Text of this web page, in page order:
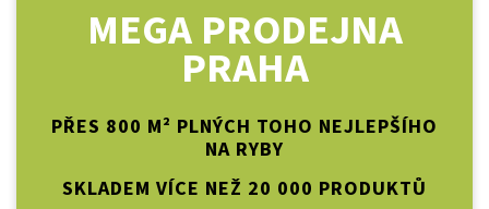
MEGA PRODEJNA
PRAHA
PŘES 800 M² PLNÝCH TOHO NEJLEPŠÍHO
NA RYBY
SKLADEM VÍCE NEŽ 20 000 PRODUKTŮ